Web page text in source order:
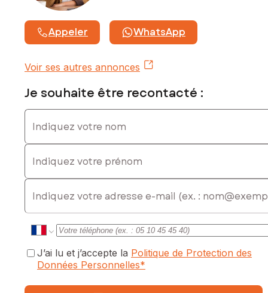
commercial immatriculé au RSAC de SAINTES sous le
Appeler WhatsApp
Voir ses autres annonces
Je souhaite être recontacté :
Indiquez votre nom
Indiquez votre prénom
E-mail
J’ai lu et j’accepte la Politique de Protection des
Données Personnelles*